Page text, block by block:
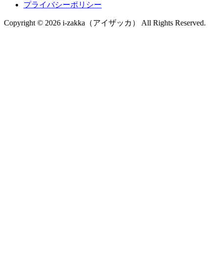
プライバシーポリシー
Copyright © 2026 i-zakka（アイザッカ） All Rights Reserved.